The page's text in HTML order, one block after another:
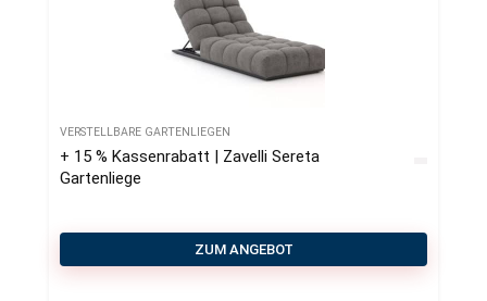
VERSTELLBARE GARTENLIEGEN
+ 15 % Kassenrabatt | Zavelli Sereta
Gartenliege
ZUM ANGEBOT